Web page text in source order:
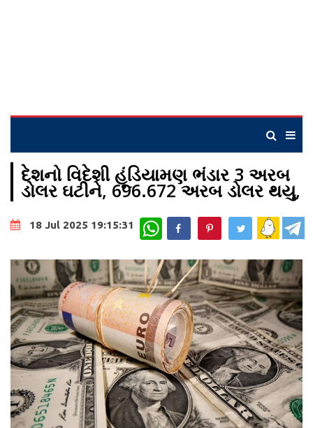
દેશનો વિદેશી હૂંડિયામણ ભંડાર 3 અરબ
ડોલર ઘટીને, 696.672 અરબ ડોલર થયુ,
18 Jul 2025 19:15:31 WhatsApp